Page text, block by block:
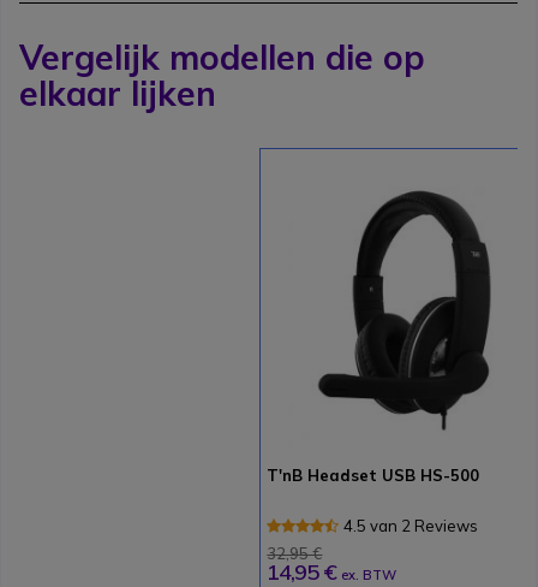
Vergelijk modellen die op
elkaar lijken
T'nB Headset USB HS-500
4.5 van 2 Reviews
32,95 €
14,95 € ex. BTW